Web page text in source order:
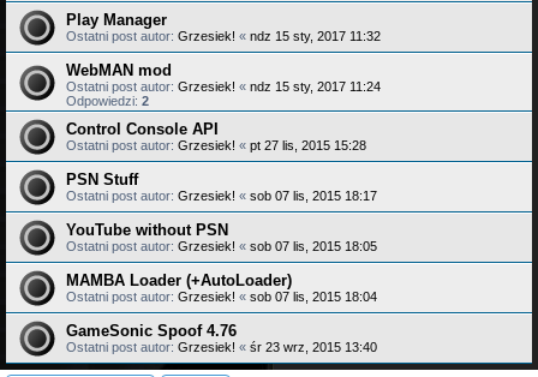
Play Manager
Ostatni post autor: Grzesiek! « ndz 15 sty, 2017 11:32
WebMAN mod
Ostatni post autor: Grzesiek! « ndz 15 sty, 2017 11:24
Odpowiedzi: 2
Control Console API
Ostatni post autor: Grzesiek! « pt 27 lis, 2015 15:28
PSN Stuff
Ostatni post autor: Grzesiek! « sob 07 lis, 2015 18:17
YouTube without PSN
Ostatni post autor: Grzesiek! « sob 07 lis, 2015 18:05
MAMBA Loader (+AutoLoader)
Ostatni post autor: Grzesiek! « sob 07 lis, 2015 18:04
GameSonic Spoof 4.76
Ostatni post autor: Grzesiek! « śr 23 wrz, 2015 13:40